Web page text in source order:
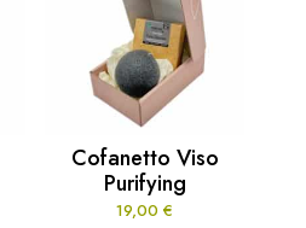
Cofanetto Viso
Purifying
19,00 €